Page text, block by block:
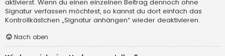
aktivierst. Wenn du einen einzelnen Beitrag dennoch ohne
Signatur verfassen möchtest, so kannst du dort einfach das
Kontrollkästchen „Signatur anhängen“ wieder deaktivieren.
Nach oben